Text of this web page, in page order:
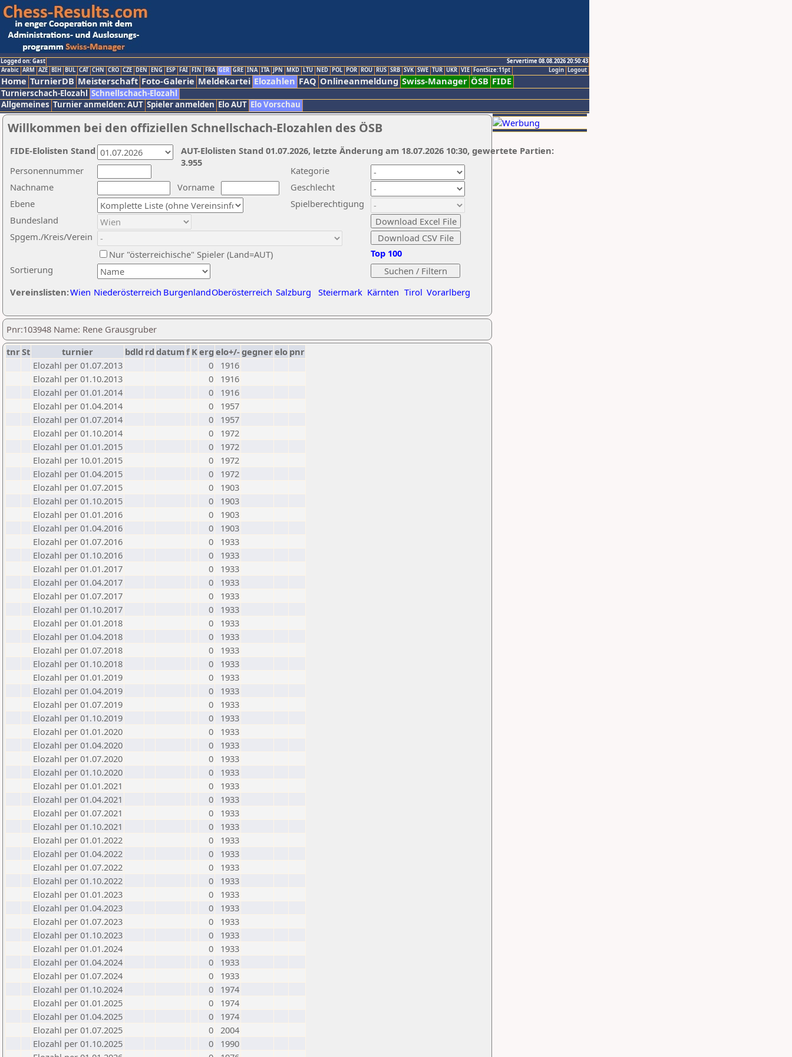
Logged on: Gast
Servertime 08.08.2026 20:50:43
Logout
Login
Arabic ARM AZE BIH BUL CAT CHN CRO CZE DEN ENG ESP FAI FIN FRA GER GRE INA ITA JPN MKD LTU NED POL POR ROU RUS SRB SVK SWE TUR UKR VIE FontSize:11pt
Home TurnierDB Meisterschaft Foto-Galerie Meldekartei Elozahlen FAQ Onlineanmeldung Swiss-Manager ÖSB FIDE
Turnierschach-Elozahl Schnellschach-Elozahl
Allgemeines Turnier anmelden: AUT Spieler anmelden Elo AUT Elo Vorschau
Willkommen bei den offiziellen Schnellschach-Elozahlen des ÖSB
Nachname
Vorname
Ebene
Kategorie
Sortierung
Personennummer
Bundesland
Spgem./Kreis/Verein
Geschlecht
Nur "österreichische" Spieler (Land=AUT)
Spielberechtigung
Vereinslisten:Wien Niederösterreich BurgenlandOberösterreich Salzburg Steiermark Kärnten Tirol Vorarlberg
Top 100
AUT-Elolisten Stand 01.07.2026, letzte Änderung am 18.07.2026 10:30, gewertete Partien:
3.955
FIDE-Elolisten Stand
Pnr:103948 Name: Rene Grausgruber
tnrSt turnier bdld rd datumf Kerg elo+/-gegnerelo pnr
Elozahl per 01.07.2013
0
1916
Elozahl per 01.10.2013
0
1916
Elozahl per 01.01.2014
0
1916
Elozahl per 01.04.2014
0
1957
Elozahl per 01.07.2014
0
1957
Elozahl per 01.10.2014
0
1972
Elozahl per 01.01.2015
0
1972
Elozahl per 10.01.2015
0
1972
Elozahl per 01.04.2015
0
1972
Elozahl per 01.07.2015
0
1903
Elozahl per 01.10.2015
0
1903
Elozahl per 01.01.2016
0
1903
Elozahl per 01.04.2016
0
1903
Elozahl per 01.07.2016
0
1933
Elozahl per 01.10.2016
0
1933
Elozahl per 01.01.2017
0
1933
Elozahl per 01.04.2017
0
1933
Elozahl per 01.07.2017
0
1933
Elozahl per 01.10.2017
0
1933
Elozahl per 01.01.2018
0
1933
Elozahl per 01.04.2018
0
1933
Elozahl per 01.07.2018
0
1933
Elozahl per 01.10.2018
0
1933
Elozahl per 01.01.2019
0
1933
Elozahl per 01.04.2019
0
1933
Elozahl per 01.07.2019
0
1933
Elozahl per 01.10.2019
0
1933
Elozahl per 01.01.2020
0
1933
Elozahl per 01.04.2020
0
1933
Elozahl per 01.07.2020
0
1933
Elozahl per 01.10.2020
0
1933
Elozahl per 01.01.2021
0
1933
Elozahl per 01.04.2021
0
1933
Elozahl per 01.07.2021
0
1933
Elozahl per 01.10.2021
0
1933
Elozahl per 01.01.2022
0
1933
Elozahl per 01.04.2022
0
1933
Elozahl per 01.07.2022
0
1933
Elozahl per 01.10.2022
0
1933
Elozahl per 01.01.2023
0
1933
Elozahl per 01.04.2023
0
1933
Elozahl per 01.07.2023
0
1933
Elozahl per 01.10.2023
0
1933
Elozahl per 01.01.2024
0
1933
Elozahl per 01.04.2024
0
1933
Elozahl per 01.07.2024
0
1933
Elozahl per 01.10.2024
0
1974
Elozahl per 01.01.2025
0
1974
Elozahl per 01.04.2025
0
1974
Elozahl per 01.07.2025
0 2004
Elozahl per 01.10.2025
0
1990